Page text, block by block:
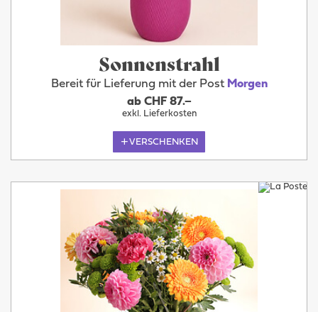
Sonnenstrahl
Bereit für Lieferung mit der Post Morgen
ab CHF 87.–
exkl. Lieferkosten
VERSCHENKEN